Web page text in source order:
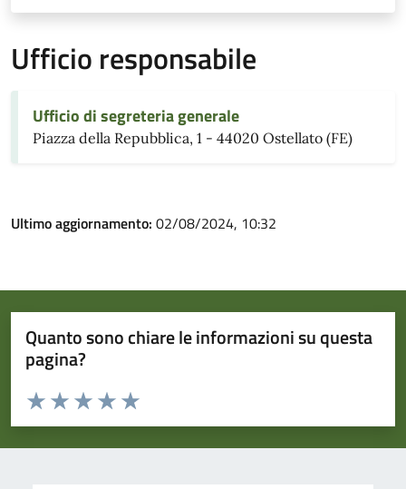
Ufficio responsabile
Ufficio di segreteria generale
Piazza della Repubblica, 1 - 44020 Ostellato (FE)
Ultimo aggiornamento: 02/08/2024, 10:32
Quanto sono chiare le informazioni su questa
pagina?
Valuta da 1 a 5 stelle la pagina
Valuta 5 stelle su 5
Valuta 4 stelle su 5
Valuta 3 stelle su 5
Valuta 2 stelle su 5
Valuta 1 stelle su 5